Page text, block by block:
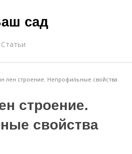
сад
Статьи
лен строение. Непрофильные свойства
строение.
свойства